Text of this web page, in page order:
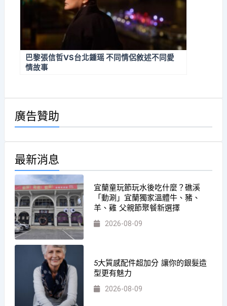
巴黎張信哲VS台北鍾瑶 不同情侶敘述不同愛
情故事
廣告贊助
最新消息
宜蘭童玩節玩水後吃什麼？礁溪
「動涮」宜蘭獨家溫體牛、豬、
羊、雞 父親節聚餐新選擇
2026-08-09
5大質感配件超加分 讓你的銀髮造
型更有魅力
2026-08-09